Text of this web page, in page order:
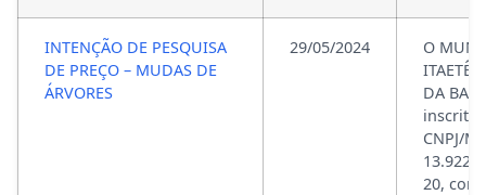
INTENÇÃO DE PESQUISA
DE PREÇO – MUDAS DE
ÁRVORES
29/05/2024
O
ITAETÊ,
DA
inscrito
CNPJ/
20, com